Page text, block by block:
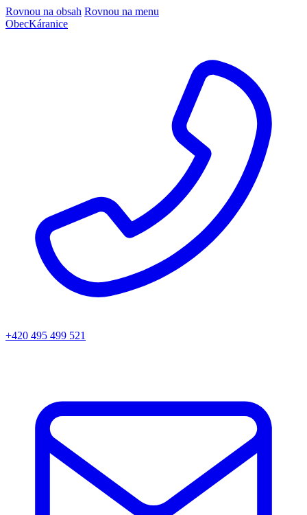
Rovnou na obsah Rovnou na menu
ObecKáranice
+420 495 499 521